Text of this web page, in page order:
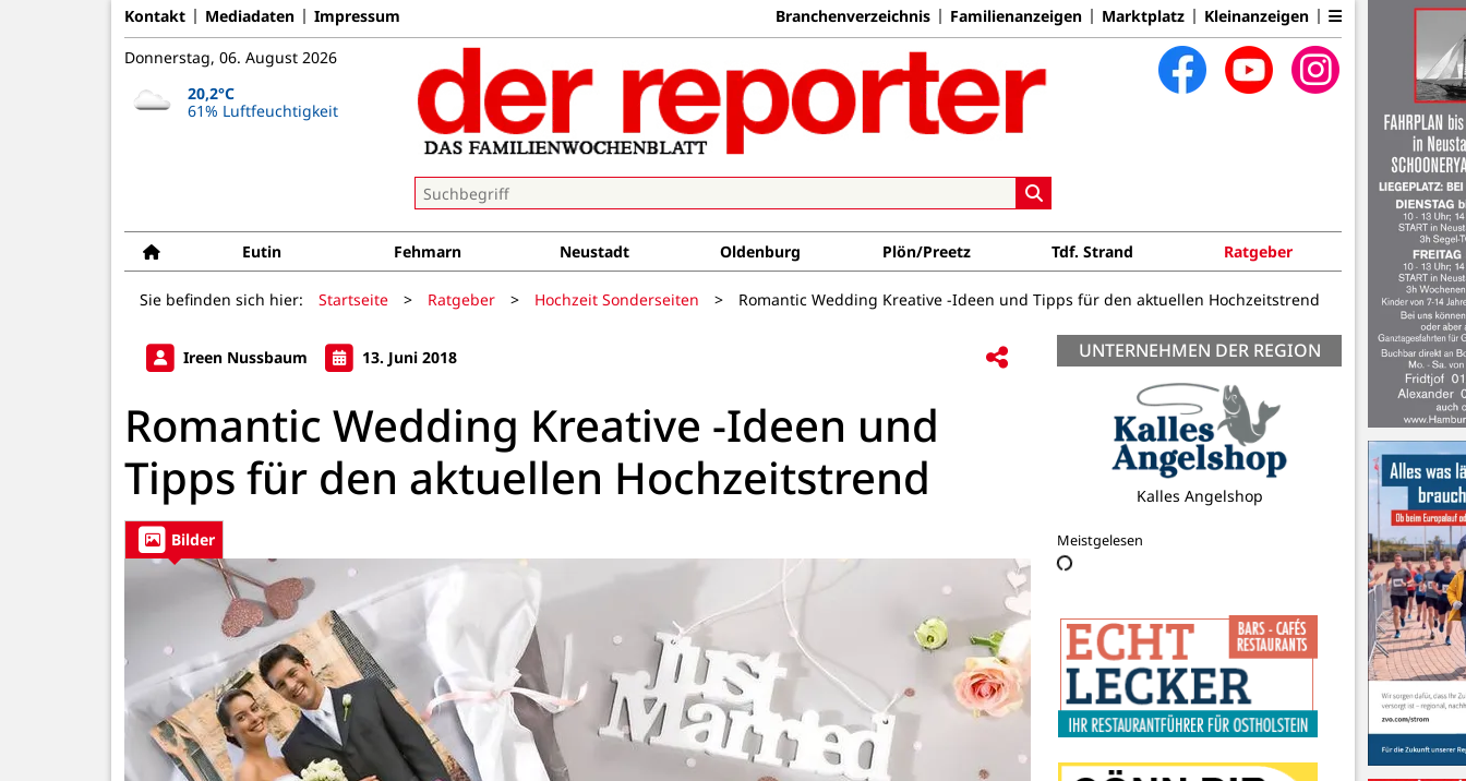
Kontakt Mediadaten Impressum Branchenverzeichnis Familienanzeigen Marktplatz Kleinanzeigen
Donnerstag, 06. August 2026
20,2°C
61% Luftfeuchtigkeit
Eutin Fehmarn Neustadt Oldenburg Plön/Preetz Tdf. Strand Ratgeber
Sie befinden sich hier: Startseite > Ratgeber > Hochzeit Sonderseiten > Romantic Wedding Kreative -Ideen und Tipps für den aktuellen Hochzeitstrend
Ireen Nussbaum 13. Juni 2018
Romantic Wedding Kreative -Ideen und
Tipps für den aktuellen Hochzeitstrend
Bilder
UNTERNEHMEN DER REGION
Nordland-Reiseagentur OHG
Meistgelesen